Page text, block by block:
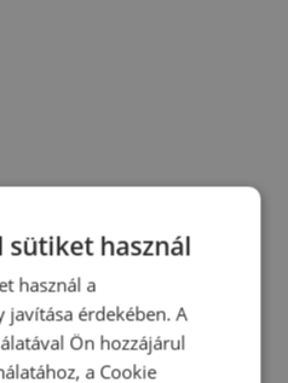
sütiket használ
használ a
javítása érdekében. A
Ön hozzájárul
a Cookie